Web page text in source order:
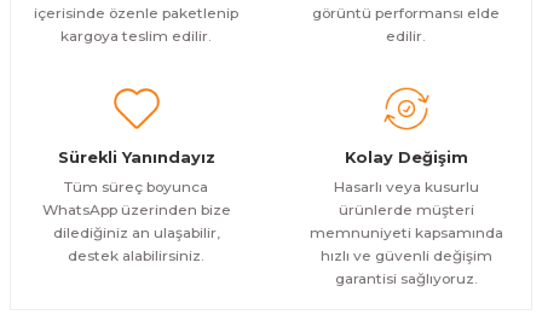
içerisinde özenle paketlenip
kargoya teslim edilir.
görüntü performansı elde
edilir.
Sürekli Yanındayız
Tüm süreç boyunca
WhatsApp üzerinden bize
dilediğiniz an ulaşabilir,
destek alabilirsiniz.
Kolay Değişim
Hasarlı veya kusurlu
ürünlerde müşteri
memnuniyeti kapsamında
hızlı ve güvenli değişim
garantisi sağlıyoruz.